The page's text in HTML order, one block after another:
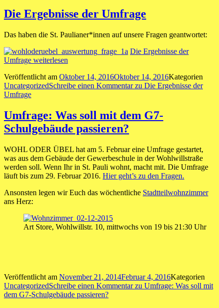
Die Ergebnisse der Umfrage
Das haben die St. Paulianer*innen auf unsere Fragen geantwortet:
Die Ergebnisse der
Umfrage weiterlesen
Veröffentlicht am Oktober 14, 2016Oktober 14, 2016Kategorien
UncategorizedSchreibe einen Kommentarzu Die Ergebnisse der
Umfrage
Umfrage: Was soll mit dem G7-
Schulgebäude passieren?
WOHL ODER ÜBEL hat am 5. Februar eine Umfrage gestartet,
was aus dem Gebäude der Gewerbeschule in der Wohlwillstraße
werden soll. Wenn Ihr in St. Pauli wohnt, macht mit. Die Umfrage
läuft bis zum 29. Februar 2016. Hier geht’s zu den Fragen.
Ansonsten legen wir Euch das wöchentliche Stadtteilwohnzimmer
ans Herz:
Art Store, Wohlwillstr. 10, mittwochs von 19 bis 21:30 Uhr
Veröffentlicht am November 21, 2014Februar 4, 2016Kategorien
UncategorizedSchreibe einen Kommentarzu Umfrage: Was soll mit
dem G7-Schulgebäude passieren?